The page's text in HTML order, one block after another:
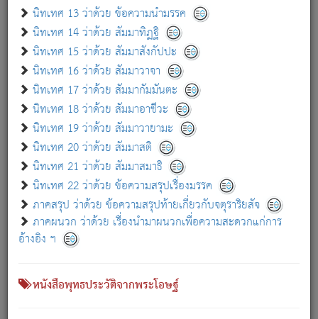
นิทเทศ 13 ว่าด้วย ข้อความนำมรรค
นิทเทศ 14 ว่าด้วย สัมมาทิฏฐิ
นิทเทศ 15 ว่าด้วย สัมมาสังกัปปะ
นิทเทศ 16 ว่าด้วย สัมมาวาจา
นิทเทศ 17 ว่าด้วย สัมมากัมมันตะ
นิทเทศ 18 ว่าด้วย สัมมาอาชีวะ
นิทเทศ 19 ว่าด้วย สัมมาวายามะ
นิทเทศ 20 ว่าด้วย สัมมาสติ
นิทเทศ 21 ว่าด้วย สัมมาสมาธิ
นิทเทศ 22 ว่าด้วย ข้อความสรุปเรื่องมรรค
ภาคสรุป ว่าด้วย ข้อความสรุปท้ายเกี่ยวกับจตุราริยสัจ
ภาคผนวก ว่าด้วย เรื่องนำมาผนวกเพื่อความสะดวกแก่การ
อ้างอิง ฯ
หนังสือพุทธประวัติจากพระโอษฐ์
เกี่ยวกับธรรมโฆษณ์ออนไลน์ (Disclaimer)
แม้ระบบ "ธรรมโฆษณ์ออนไลน์" พยายามปรับปรุงข้อมูลให้ถูกต้องมากที่สุด
ผู้ศึกษาก็พึงตรวจสอบกับตัวเล่มหนังสือต้นฉบับ ที่มีการพิมพ์ครั้งล่าสุด
ก่อนนำข้อมูลไปใช้ในการอ้างอิง"
เกี่ยวกับอัตถจารี|เกี่ยวกับการพัฒนา|แจ้งข้อผิดพลาด / แนะนำ
หนังสือที่เกี่ยวข้อง